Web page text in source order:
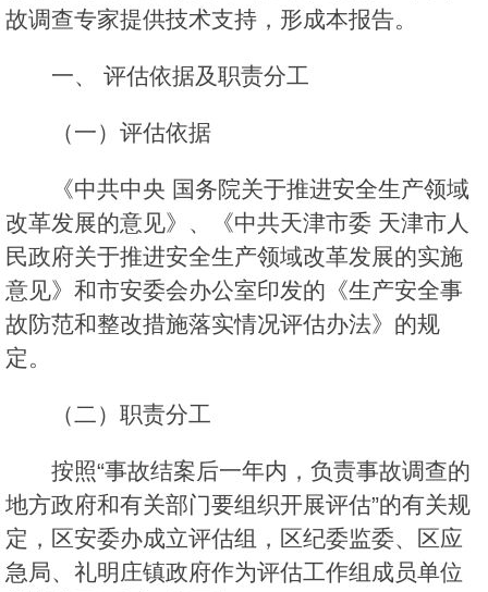
故调查专家提供技术支持，形成本报告。
一、 评估依据及职责分工
（一）评估依据
《中共中央 国务院关于推进安全生产领域
改革发展的意见》、《中共天津市委 天津市人
民政府关于推进安全生产领域改革发展的实施
意见》和市安委会办公室印发的《生产安全事
故防范和整改措施落实情况评估办法》的规
定。
（二）职责分工
按照“事故结案后一年内，负责事故调查的
地方政府和有关部门要组织开展评估”的有关规
定，区安委办成立评估组，区纪委监委、区应
急局、礼明庄镇政府作为评估工作组成员单位